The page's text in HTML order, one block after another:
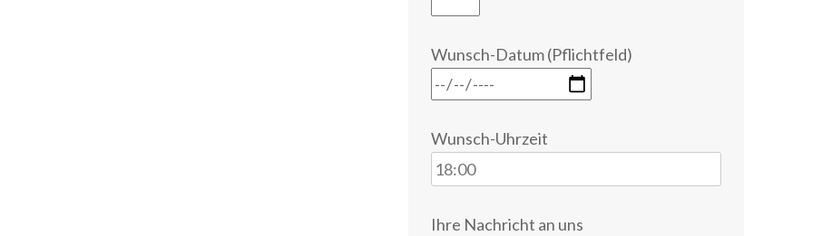
Wunsch-Datum (Pflichtfeld)
Wunsch-Uhrzeit
Ihre Nachricht an uns